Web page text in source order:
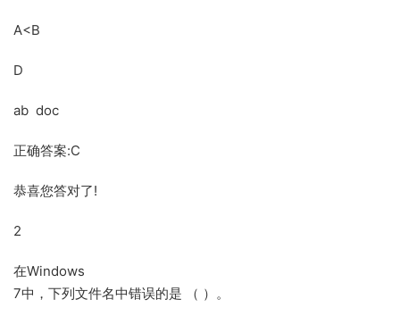
A<B
D
ab doc
正确答案:C
恭喜您答对了!
2
在Windows
7中，下列文件名中错误的是 （ ）。